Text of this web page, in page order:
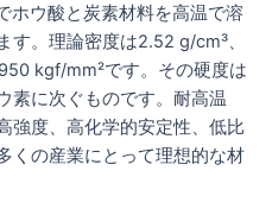
ホウ酸と炭素材料を高温で溶
。理論密度は2.52 g/cm³、
kgf/mm²です。その硬度は
素に次ぐものです。耐高温
強度、高化学的安定性、低比
くの産業にとって理想的な材